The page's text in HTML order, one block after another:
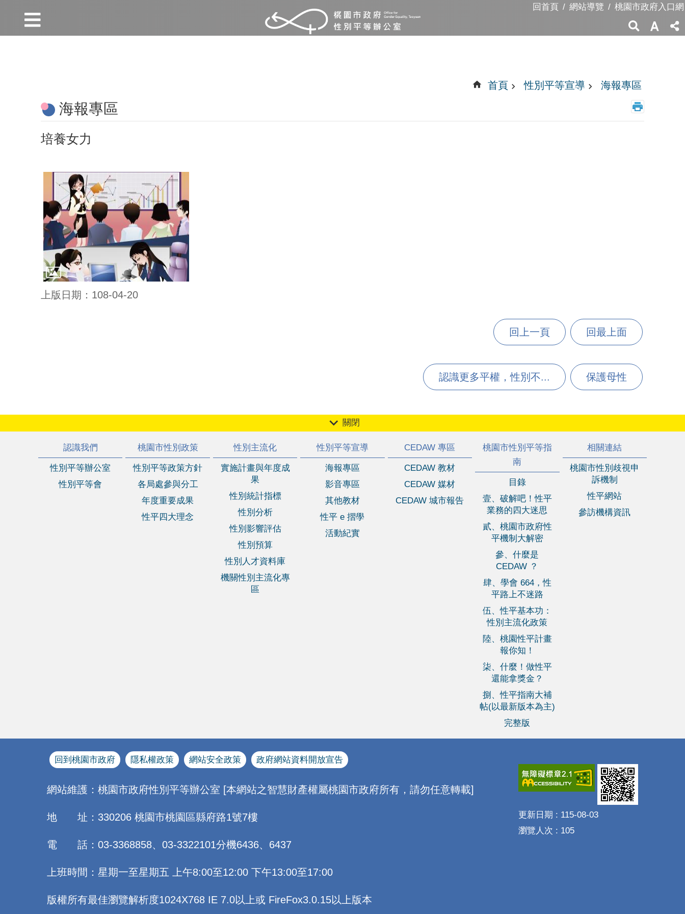
回首頁 網站導覽 桃園市政府入口網
首頁 性別平等宣導 海報專區
海報專區
培養女力
上版日期：108-04-20
回上一頁 回最上面
認識更多平權，性別不... 保護母性
關閉
認識我們
性別平等辦公室
性別平等會
桃園市性別政策
性別平等政策方針
各局處參與分工
年度重要成果
性平四大理念
性別主流化
實施計畫與年度成
果
性別統計指標
性別分析
性別影響評估
性別預算
性別人才資料庫
機關性別主流化專
區
性別平等宣導
海報專區
影音專區
其他教材
性平 e 摺學
活動紀實
CEDAW 專區
CEDAW 教材
CEDAW 媒材
CEDAW 城市報告
桃園市性別平等指
南
目錄
壹、破解吧！性平
業務的四大迷思
貳、桃園市政府性
平機制大解密
參、什麼是
CEDAW ？
肆、學會 664，性
平路上不迷路
伍、性平基本功：
性別主流化政策
陸、桃園性平計畫
報你知！
柒、什麼！做性平
還能拿獎金？
捌、性平指南大補
帖(以最新版本為主)
完整版
相關連結
桃園市性別歧視申
訴機制
性平網站
參訪機構資訊
回到桃園市政府 隱私權政策 網站安全政策 政府網站資料開放宣告
網站維護：桃園市政府性別平等辦公室 [本網站之智慧財產權屬桃園市政府所有，請勿任意轉載]
地 址：330206 桃園市桃園區縣府路1號7樓
電 話：03-3368858、03-3322101分機6436、6437
上班時間：星期一至星期五 上午8:00至12:00 下午13:00至17:00
版權所有最佳瀏覽解析度1024X768 IE 7.0以上或 FireFox3.0.15以上版本
更新日期
115-08-03
瀏覽人次
105